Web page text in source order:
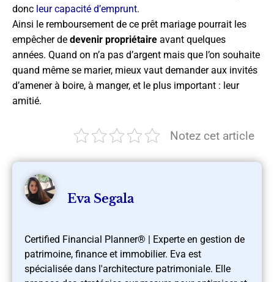
donc leur capacité d’emprunt.
Ainsi le remboursement de ce prêt mariage pourrait les
empêcher de devenir propriétaire avant quelques
années. Quand on n’a pas d’argent mais que l’on souhaite
quand même se marier, mieux vaut demander aux invités
d’amener à boire, à manger, et le plus important : leur
amitié.
Notez cet article
Eva Segala
Certified Financial Planner® | Experte en gestion de
patrimoine, finance et immobilier. Eva est
spécialisée dans l'architecture patrimoniale. Elle